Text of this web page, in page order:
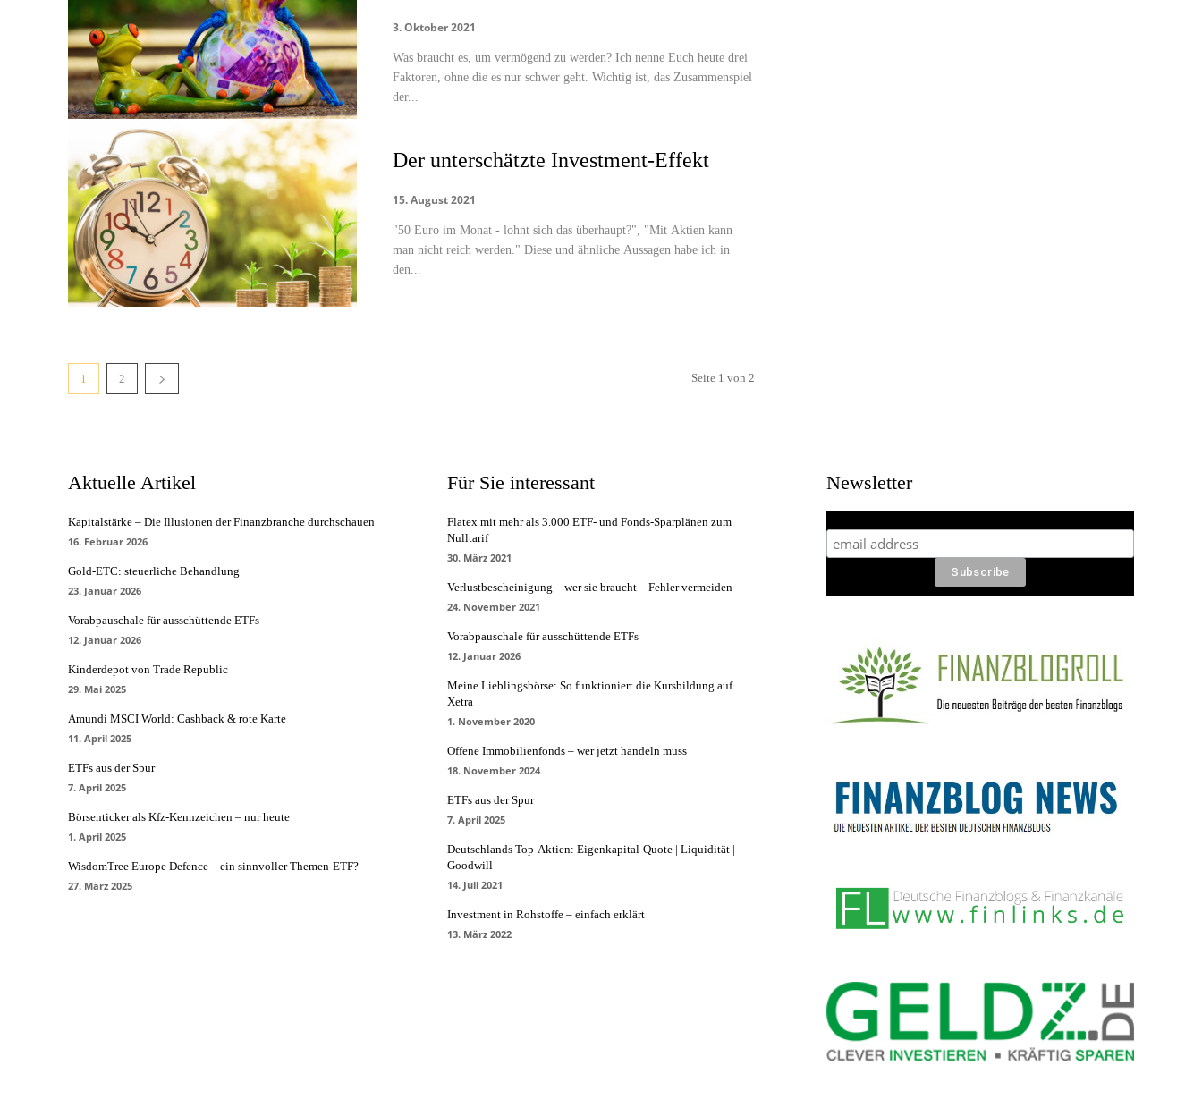
3. Oktober 2021
Was braucht es, um vermögend zu werden? Ich nenne Euch heute drei
Faktoren, ohne die es nur schwer geht. Wichtig ist, das Zusammenspiel
der...
Der unterschätzte Investment-Effekt
15. August 2021
"50 Euro im Monat - lohnt sich das überhaupt?", "Mit Aktien kann
man nicht reich werden." Diese und ähnliche Aussagen habe ich in
den...
1 2 Seite 1 von 2
Aktuelle Artikel
Kapitalstärke – Die Illusionen der Finanzbranche durchschauen
16. Februar 2026
Gold-ETC: steuerliche Behandlung
23. Januar 2026
Vorabpauschale für ausschüttende ETFs
12. Januar 2026
Kinderdepot von Trade Republic
29. Mai 2025
Amundi MSCI World: Cashback & rote Karte
11. April 2025
ETFs aus der Spur
7. April 2025
Börsenticker als Kfz-Kennzeichen – nur heute
1. April 2025
WisdomTree Europe Defence – ein sinnvoller Themen-ETF?
27. März 2025
Für Sie interessant
Flatex mit mehr als 3.000 ETF- und Fonds-Sparplänen zum
Nulltarif
30. März 2021
Verlustbescheinigung – wer sie braucht – Fehler vermeiden
24. November 2021
Vorabpauschale für ausschüttende ETFs
12. Januar 2026
Meine Lieblingsbörse: So funktioniert die Kursbildung auf
Xetra
1. November 2020
Offene Immobilienfonds – wer jetzt handeln muss
18. November 2024
ETFs aus der Spur
7. April 2025
Deutschlands Top-Aktien: Eigenkapital-Quote | Liquidität |
Goodwill
14. Juli 2021
Investment in Rohstoffe – einfach erklärt
13. März 2022
Newsletter